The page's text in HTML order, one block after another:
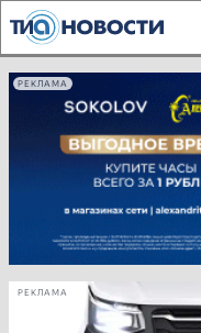
РЕКЛАМА
РЕКЛАМА